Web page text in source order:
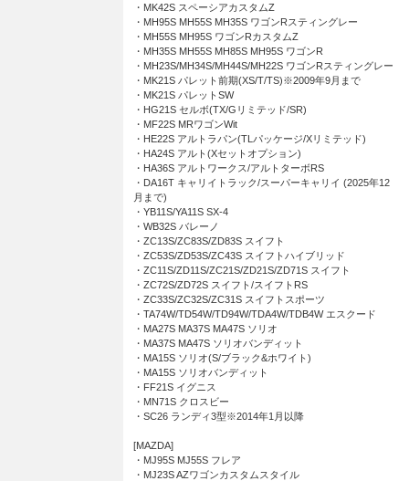
・MK42S スペーシアカスタムZ
・MH95S MH55S MH35S ワゴンRスティングレー
・MH55S MH95S ワゴンRカスタムZ
・MH35S MH55S MH85S MH95S ワゴンR
・MH23S/MH34S/MH44S/MH22S ワゴンRスティングレー
・MK21S パレット前期(XS/T/TS)※2009年9月まで
・MK21S パレットSW
・HG21S セルボ(TX/Gリミテッド/SR)
・MF22S MRワゴンWit
・HE22S アルトラパン(TLパッケージ/Xリミテッド)
・HA24S アルト(Xセットオプション)
・HA36S アルトワークス/アルトターボRS
・DA16T キャリイトラック/スーパーキャリイ (2025年12
月まで)
・YB11S/YA11S SX-4
・WB32S バレーノ
・ZC13S/ZC83S/ZD83S スイフト
・ZC53S/ZD53S/ZC43S スイフトハイブリッド
・ZC11S/ZD11S/ZC21S/ZD21S/ZD71S スイフト
・ZC72S/ZD72S スイフト/スイフトRS
・ZC33S/ZC32S/ZC31S スイフトスポーツ
・TA74W/TD54W/TD94W/TDA4W/TDB4W エスクード
・MA27S MA37S MA47S ソリオ
・MA37S MA47S ソリオバンディット
・MA15S ソリオ(S/ブラック&ホワイト)
・MA15S ソリオバンディット
・FF21S イグニス
・MN71S クロスビー
・SC26 ランディ3型※2014年1月以降
[MAZDA]
・MJ95S MJ55S フレア
・MJ23S AZワゴンカスタムスタイル